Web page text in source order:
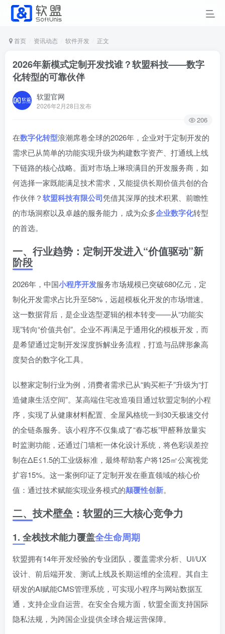
首页 资讯动态 软件开发 正文
2026年新模式定制开发找谁？软盟科技——数字
化转型的可靠伙伴
软盟官网
2026年2月28日发布
206
在数字化转型浪潮席卷全球的2026年，企业对于定制开发的
需求已从简单的功能实现升级为构建数字资产、打通线上线
下链路的核心战略。面对市场上琳琅满目的开发服务商，如
何选择一家既能满足技术需求，又能提供长期价值共创的合
作伙伴？软盟科技有限公司凭借其深厚的技术积累、前瞻性
的市场洞察以及卓越的服务能力，成为众多企业数字化转型
的首选。
一、行业趋势：定制开发进入“价值驱动”新
阶段
2026年，中国小程序开发服务市场规模已突破680亿元，定
制化开发需求占比升至58%，远超模板化开发的市场增速。
这一数据背后，是企业选型逻辑的根本转变——从“功能实
现”转向“价值共创”。企业不再满足于通用化的模板开发，而
是希望通过定制开发深度拆解业务流程，打造与品牌形象高
度契合的数字化工具。
以整家定制行业为例，消费者需求已从“购买柜子”升级为“打
造健康生活空间”。某高端住宅改造项目通过软盟定制的小程
序，实现了从健康材料配置、全屋风格统一到30天极速交付
的全链条服务。该小程序不仅集成了“春芯板”甲醛释放量实
时监测功能，还通过门墙柜一体化设计系统，将色彩误差控
制在ΔE≤1.5的工业级标准，最终帮助客户将125㎡公寓视觉
扩容15%。这一案例印证了定制开发在垂直领域的核心价
值：通过技术赋能实现业务模式的颠覆性创新。
二、技术壁垒：软盟的三大核心竞争力
1. 全栈技术能力覆盖全生命周期
软盟拥有14年开发经验的专业团队，覆盖需求分析、UI/UX
设计、前后端开发、测试上线及长期运维的全流程。其自主
研发的AI赋能CMS管理系统，可实现小程序与网站数据互
通，支持企业自运营。在安全合规方面，软盟全面支持国际
隐私法规，为跨国企业提供全球合规运营保障。